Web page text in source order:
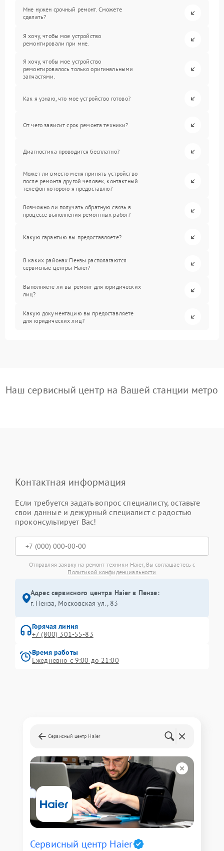
Мне нужен срочный ремонт. Сможете
сделать?
Я хочу, чтобы мое устройство
ремонтировали при мне.
Я хочу, чтобы мое устройство
ремонтировалось только оригинальными
запчастями.
Как я узнаю, что мое устройство готово?
От чего зависит срок ремонта техники?
Диагностика проводится бесплатно?
Может ли вместо меня принять устройство
после ремонта другой человек, контактный
телефон которого я предоставлю?
Возможно ли получать обратную связь в
процессе выполнения ремонтных работ?
Какую гарантию вы предоставляете?
В каких районах Пензы располагаются
сервисные центры Haier?
Выполняете ли вы ремонт для юридических
лиц?
Какую документацию вы предоставляете
для юридических лиц?
Наш сервисный центр на Вашей станции метро
Контактная информация
Если требуется задать вопрос специалисту, оставьте
свои данные и дежурный специалист с радостью
проконсультирует Вас!
Отправляя заявку на ремонт техники Haier, Вы соглашаетесь с
Политикой конфиденциальности
Адрес сервисного центра Haier в Пензе:
г. Пенза, Московская ул., 83
Горячая линия
+7 (800) 301-55-83
Время работы
Ежедневно с 9:00 до 21:00
Сервисный центр Haier
Сервисный центр Haier